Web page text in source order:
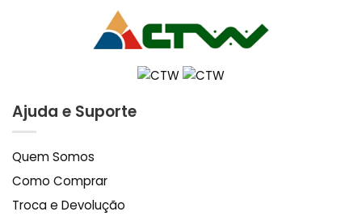
Ajuda e Suporte
Quem Somos
Como Comprar
Troca e Devolução